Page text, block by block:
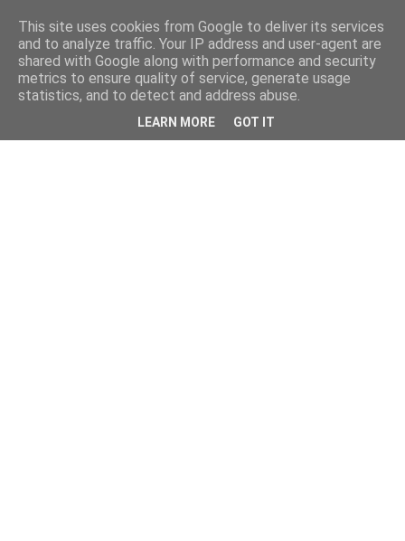
This site uses cookies from Google to deliver its services
and to analyze traffic. Your IP address and user-agent are
shared with Google along with performance and security
metrics to ensure quality of service, generate usage
statistics, and to detect and address abuse.
LEARN MORE GOT IT